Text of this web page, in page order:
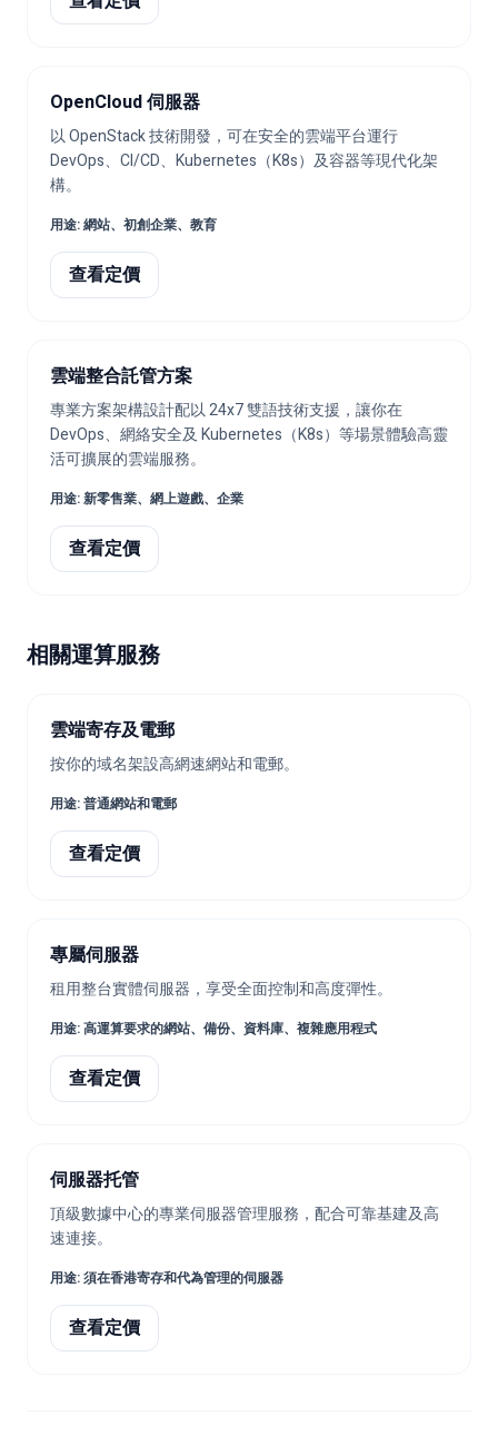
OpenCloud 伺服器
以 OpenStack 技術開發，可在安全的雲端平台運行
DevOps、CI/CD、Kubernetes（K8s）及容器等現代化架
構。
用途:網站、初創企業、教育
查看定價
雲端整合託管方案
專業方案架構設計配以 24x7 雙語技術支援，讓你在
DevOps、網絡安全及 Kubernetes（K8s）等場景體驗高靈
活可擴展的雲端服務。
用途:新零售業、網上遊戲、企業
查看定價
相關運算服務
雲端寄存及電郵
按你的域名架設高網速網站和電郵。
用途:普通網站和電郵
查看定價
專屬伺服器
租用整台實體伺服器，享受全面控制和高度彈性。
用途:高運算要求的網站、備份、資料庫、複雜應用程式
查看定價
伺服器托管
頂級數據中心的專業伺服器管理服務，配合可靠基建及高
速連接。
用途:須在香港寄存和代為管理的伺服器
查看定價